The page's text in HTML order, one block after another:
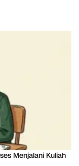
Menjalani Kuliah